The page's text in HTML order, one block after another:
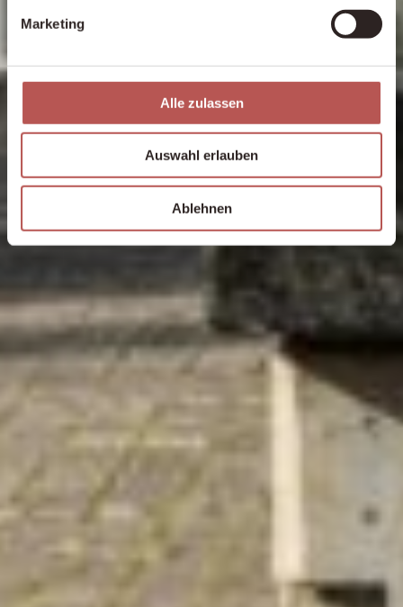
Marketing
Alle zulassen
Auswahl erlauben
Ablehnen